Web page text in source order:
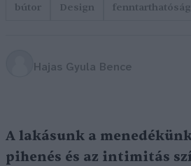
bútor Design fenntarthatóság
Hajas Gyula Bence
A lakásunk a
pihenés és az intimitás